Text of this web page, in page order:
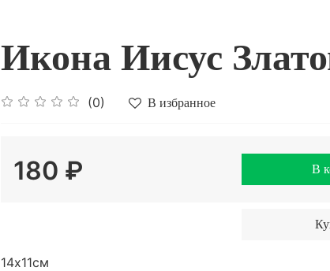
Икона Иисус
(0) В избранное
180 ₽ В
14х11см